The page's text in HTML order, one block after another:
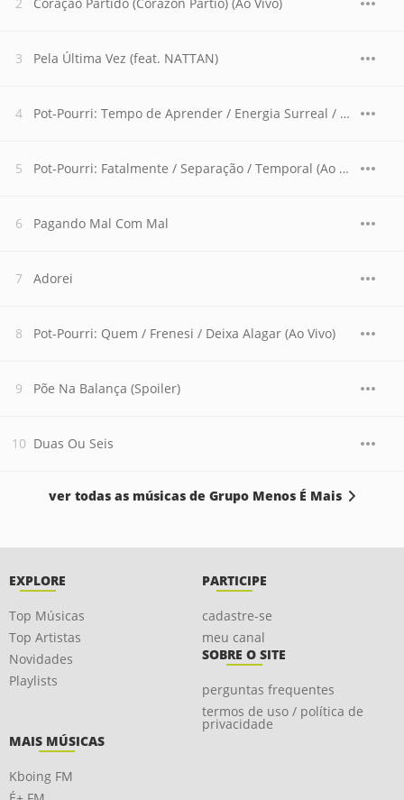
Pela Última Vez (feat. NATTAN)
Pot-Pourri: Tempo de Aprender / Energia Surreal / Não Pedi Pra Me Apaixonar / Deixa Acontecer (Ao Vivo)
Pot-Pourri: Fatalmente / Separação / Temporal (Ao Vivo)
Pagando Mal Com Mal
Adorei
Pot-Pourri: Quem / Frenesi / Deixa Alagar (Ao Vivo)
Põe Na Balança (Spoiler)
Duas Ou Seis
ver todas as músicas de Grupo Menos É Mais
EXPLORE
Top Músicas
Top Artistas
Novidades
Playlists
PARTICIPE
cadastre-se
meu canal
SOBRE O SITE
perguntas frequentes
termos de uso / política de
privacidade
MAIS MÚSICAS
Kboing FM